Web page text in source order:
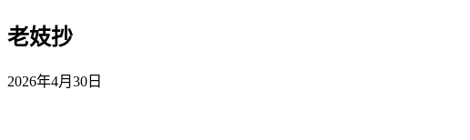
老妓抄
2026年4月30日